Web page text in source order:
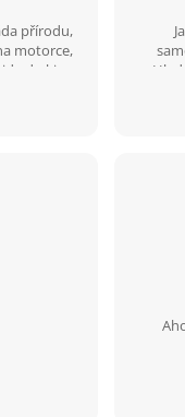
přírodu,
motorce,
do kina.
je mnoho.